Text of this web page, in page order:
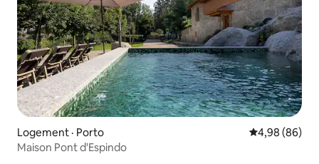
Logement · Porto Note
4,98 (86)
Maison Pont d'Espindo